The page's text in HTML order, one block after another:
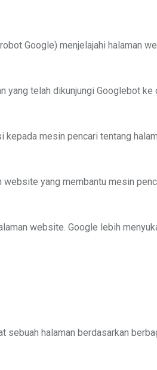
Google) menjelajahi halaman
yang telah dikunjungi Googlebot ke
mesin pencari tentang
yang membantu mesin
website. Google lebih
sebuah halaman berdasarkan